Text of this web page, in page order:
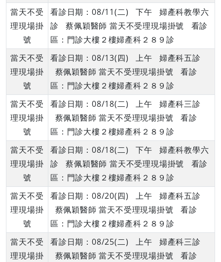
當天不受
理現場掛
號
看診日期：08/11(二) 下午 婦產科教學六
診 蔡佩穎醫師 當天不受理現場掛號 看診
區：門診大樓２樓婦產科２８９診
當天不受
理現場掛
號
看診日期：08/13(四) 上午 婦產科五診
蔡佩穎醫師 當天不受理現場掛號 看診
區：門診大樓２樓婦產科２８９診
當天不受
理現場掛
號
看診日期：08/18(二) 上午 婦產科三診
蔡佩穎醫師 當天不受理現場掛號 看診
區：門診大樓２樓婦產科２８９診
當天不受
理現場掛
號
看診日期：08/18(二) 下午 婦產科教學六
診 蔡佩穎醫師 當天不受理現場掛號 看診
區：門診大樓２樓婦產科２８９診
當天不受
理現場掛
號
看診日期：08/20(四) 上午 婦產科五診
蔡佩穎醫師 當天不受理現場掛號 看診
區：門診大樓２樓婦產科２８９診
當天不受
理現場掛
看診日期：08/25(二) 上午 婦產科三診
蔡佩穎醫師 當天不受理現場掛號 看診